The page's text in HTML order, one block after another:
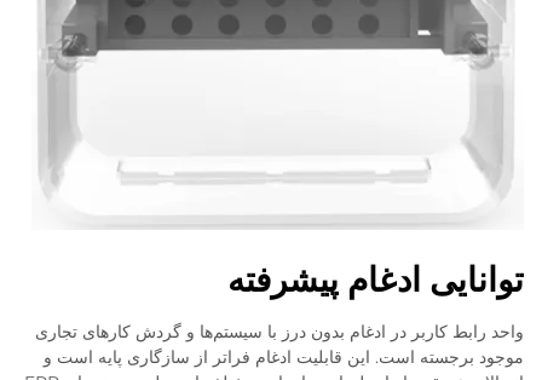
توانایی ادغام پیشرفته
واحد رابط کاربر در ادغام بدون درز با سیستم‌ها و گردش کارهای تجاری
موجود برجسته است. این قابلیت ادغام فراتر از سازگاری پایه است و